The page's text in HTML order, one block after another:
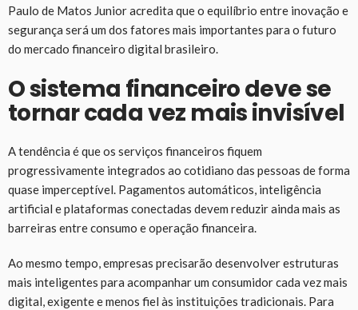
Paulo de Matos Junior acredita que o equilíbrio entre inovação e
segurança será um dos fatores mais importantes para o futuro
do mercado financeiro digital brasileiro.
O sistema financeiro deve se
tornar cada vez mais invisível
A tendência é que os serviços financeiros fiquem
progressivamente integrados ao cotidiano das pessoas de forma
quase imperceptível. Pagamentos automáticos, inteligência
artificial e plataformas conectadas devem reduzir ainda mais as
barreiras entre consumo e operação financeira.
Ao mesmo tempo, empresas precisarão desenvolver estruturas
mais inteligentes para acompanhar um consumidor cada vez mais
digital, exigente e menos fiel às instituições tradicionais. Para